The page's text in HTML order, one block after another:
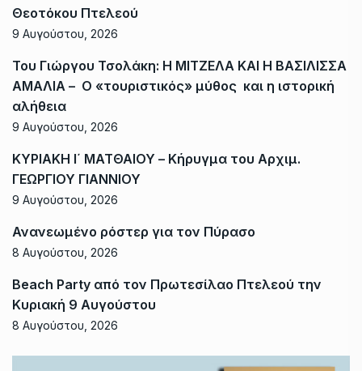
Θεοτόκου Πτελεού
9 Αυγούστου, 2026
Του Γιώργου Τσολάκη: Η ΜΙΤΖΕΛΑ ΚΑΙ Η ΒΑΣΙΛΙΣΣΑ
ΑΜΑΛΙΑ – Ο «τουριστικός» μύθος και η ιστορική
αλήθεια
9 Αυγούστου, 2026
ΚΥΡΙΑΚΗ Ι΄ ΜΑΤΘΑΙΟΥ – Κήρυγμα του Αρχιμ.
ΓΕΩΡΓΙΟΥ ΓΙΑΝΝΙΟΥ
9 Αυγούστου, 2026
Ανανεωμένο ρόστερ για τον Πύρασο
8 Αυγούστου, 2026
Beach Party από τον Πρωτεσίλαο Πτελεού την
Κυριακή 9 Αυγούστου
8 Αυγούστου, 2026